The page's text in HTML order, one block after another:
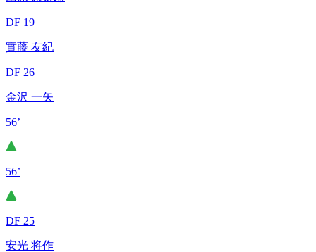
DF 19
實藤 友紀
DF 26
金沢 一矢
56’
56’
DF 25
安光 将作